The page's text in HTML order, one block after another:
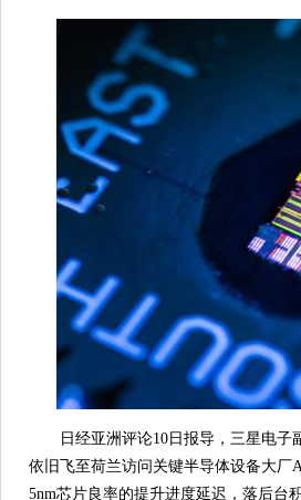
日经亚洲评论10日报导，三星电子副
依旧飞至荷兰访问关键半导体设备大
5nm芯片良率的提升进度延迟，落后台